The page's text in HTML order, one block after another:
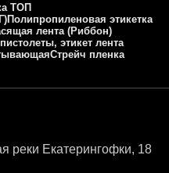
ТОП
Полипропиленовая этикетка
лента (Риббон)
этикет лента
Стрейч пленка
реки Екатерингофки, 18